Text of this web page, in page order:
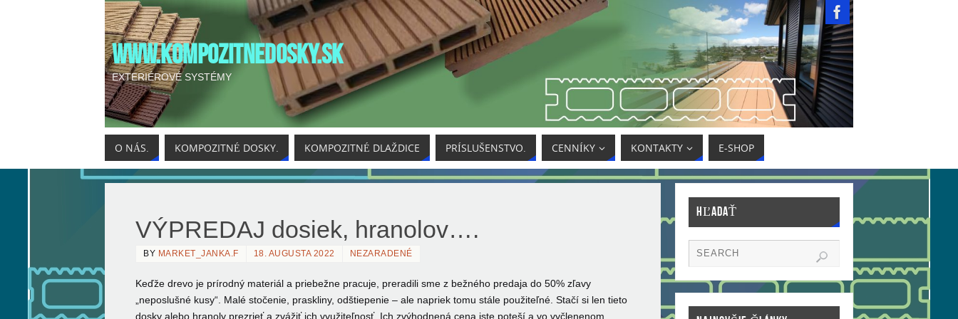
WWW.KOMPOZITNEDOSKY.SK
EXTERIÉROVÉ SYSTÉMY
O NÁS. KOMPOZITNÉ DOSKY. KOMPOZITNÉ DLAŽDICE PRÍSLUŠENSTVO. CENNÍKY KONTAKTY E-SHOP
VÝPREDAJ dosiek, hranolov….
BY MARKET_JANKA.F 18. AUGUSTA 2022 NEZARADENÉ
Keďže drevo je prírodný materiál a priebežne pracuje, preradili sme z bežného predaja do 50% zľavy
„neposlušné kusy“. Malé stočenie, praskliny, odštiepenie – ale napriek tomu stále použiteľné. Stačí si len tieto
dosky alebo hranoly prezrieť a zvážiť ich využiteľnosť. Ich zvýhodnená cena iste poteší a vo vyčlenenom
HĽADAŤ